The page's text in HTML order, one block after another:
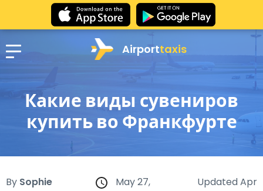
Airporttaxis
Какие виды сувениров
купить во Франкфурте
By Sophie
May 27,
Updated Apr